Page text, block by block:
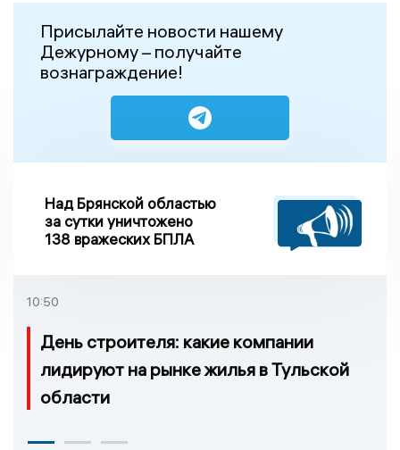
Присылайте новости нашему
Дежурному – получайте
вознаграждение!
Над Брянской областью
за сутки уничтожено
138 вражеских БПЛА
10:50
День строителя: какие компании
лидируют на рынке жилья в Тульской
области